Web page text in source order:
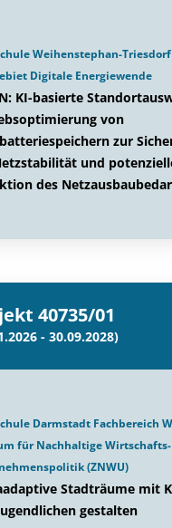
Weihenstephan-Triesdorf
Digitale Energiewende
KI-basierte
von
zur
und
des
40735/01
- 30.09.2028)
Darmstadt Fachbereich
für Nachhaltige
(ZNWU)
Stadträume mit
gestalten